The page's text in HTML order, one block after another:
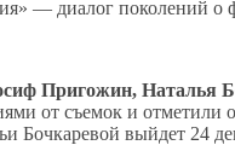
Пригожин, Наталья
от съемок и отметили
Бочкаревой выйдет 24